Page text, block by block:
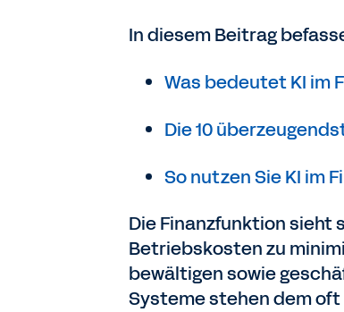
In diesem Beitrag
Was bedeutet KI im
Die 10
So nutzen Sie KI im
Die Finanzfunktion
Betriebskosten zu
bewältigen sowie
Systeme stehen dem oft